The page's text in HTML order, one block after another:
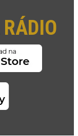
RÁDIO